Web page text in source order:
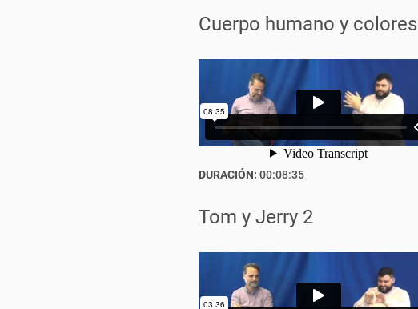
Cuerpo humano y colores
DURACIÓN: 00:08:35
Tom y Jerry 2